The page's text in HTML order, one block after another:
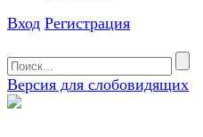
Вход Регистрация
Версия для слобовидящих